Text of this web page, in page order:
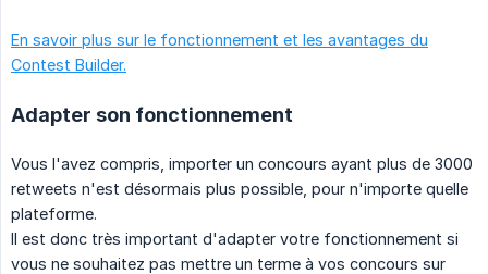
En savoir plus sur le fonctionnement et les avantages du
Contest Builder.
Adapter son fonctionnement
Vous l'avez compris, importer un concours ayant plus de 3000
retweets n'est désormais plus possible, pour n'importe quelle
plateforme.
Il est donc très important d'adapter votre fonctionnement si
vous ne souhaitez pas mettre un terme à vos concours sur